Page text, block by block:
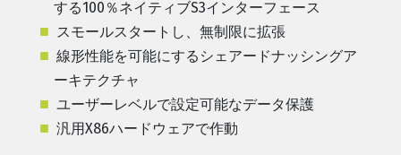
する100％ネイティブS3インターフェース
スモールスタートし、無制限に拡張
線形性能を可能にするシェアードナッシングア
ーキテクチャ
ユーザーレベルで設定可能なデータ保護
汎用X86ハードウェアで作動